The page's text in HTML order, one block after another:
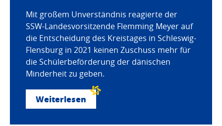
Mit großem Unverständnis reagierte der
SSW-Landesvorsitzende Flemming Meyer auf
die Entscheidung des Kreistages in Schleswig-
Flensburg in 2021 keinen Zuschuss mehr für
die Schülerbeförderung der dänischen
Minderheit zu geben.
Weiterlesen